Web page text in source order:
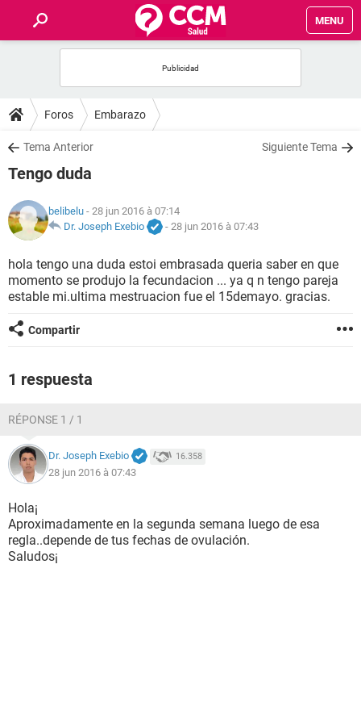
MENU
FORUMS
SALUD
FAMILIA
NUTRICIÓN
BIENESTAR
Foros Embarazo
Tema Anterior Siguiente Tema
Tengo duda
belibelu - 28 jun 2016 à 07:14
Dr. Joseph Exebio
- 28 jun 2016 à 07:43
hola tengo una duda estoi embrasada queria saber en que
momento se produjo la fecundacion ... ya q n tengo pareja
estable mi.ultima mestruacion fue el 15demayo. gracias.
Compartir
1 respuesta
RÉPONSE 1 / 1
Dr. Joseph Exebio 16.358
28 jun 2016 à 07:43
Hola¡
Aproximadamente en la segunda semana luego de esa
regla..depende de tus fechas de ovulación.
Saludos¡